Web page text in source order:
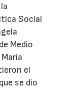
Social
Medio
el
se dio